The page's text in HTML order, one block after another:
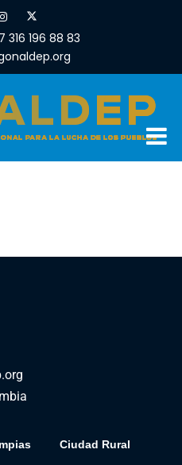
316 196 88 83
Ciudad Rural